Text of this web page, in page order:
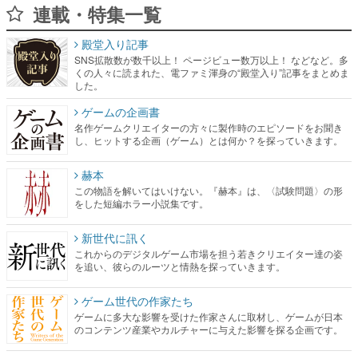
連載・特集一覧
殿堂入り記事
SNS拡散数が数千以上！ ページビュー数万以上！ などなど。多
くの人々に読まれた、電ファミ渾身の“殿堂入り”記事をまとめま
した。
ゲームの企画書
名作ゲームクリエイターの方々に製作時のエピソードをお聞き
し、ヒットする企画（ゲーム）とは何か？を探っていきます。
赫本
この物語を解いてはいけない。『赫本』は、〈試験問題〉の形
をした短編ホラー小説集です。
新世代に訊く
これからのデジタルゲーム市場を担う若きクリエイター達の姿
を追い、彼らのルーツと情熱を探っていきます。
ゲーム世代の作家たち
ゲームに多大な影響を受けた作家さんに取材し、ゲームが日本
のコンテンツ産業やカルチャーに与えた影響を探る企画です。